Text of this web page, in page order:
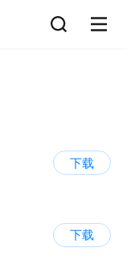
下载
下载